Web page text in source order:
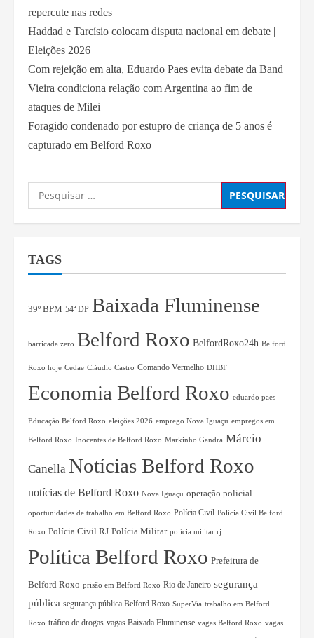
repercute nas redes
Haddad e Tarcísio colocam disputa nacional em debate |
Eleições 2026
Com rejeição em alta, Eduardo Paes evita debate da Band
Vieira condiciona relação com Argentina ao fim de
ataques de Milei
Foragido condenado por estupro de criança de 5 anos é
capturado em Belford Roxo
TAGS
39º BPM 54ª DP Baixada Fluminense
barricada zero Belford Roxo BelfordRoxo24h Belford
Roxo hoje Cedae Cláudio Castro Comando Vermelho DHBF
Economia Belford Roxo eduardo paes
Educação Belford Roxo eleições 2026 emprego Nova Iguaçu empregos em
Belford Roxo Inocentes de Belford Roxo Markinho Gandra Márcio
Canella Notícias Belford Roxo
notícias de Belford Roxo Nova Iguaçu operação policial
oportunidades de trabalho em Belford Roxo Polícia Civil Polícia Civil Belford
Roxo Polícia Civil RJ Polícia Militar polícia militar rj
Política Belford Roxo Prefeitura de
Belford Roxo prisão em Belford Roxo Rio de Janeiro segurança
pública segurança pública Belford Roxo SuperVia trabalho em Belford
Roxo tráfico de drogas vagas Baixada Fluminense vagas Belford Roxo vagas